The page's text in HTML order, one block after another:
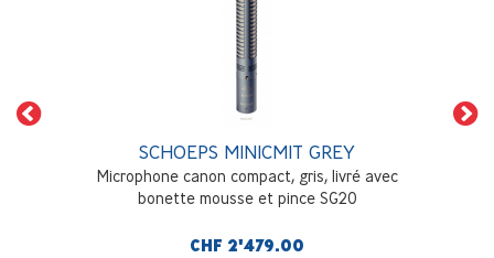
SCHOEPS MINICMIT GREY
Microphone canon compact, gris, livré avec
bonette mousse et pince SG20
CHF 2'479.00